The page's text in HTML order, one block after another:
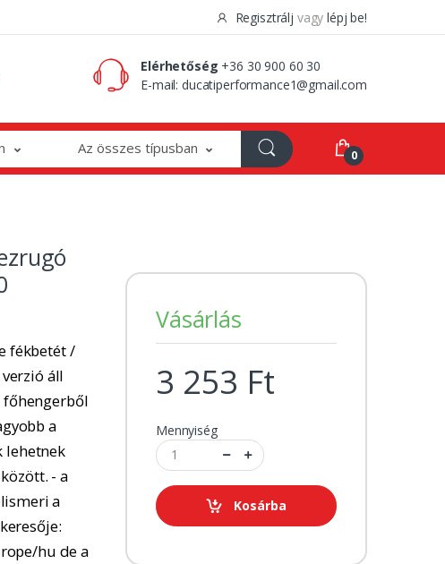
Regisztrálj vagy lépj be!
Elérhetőség +36 30 900 60 30
E-mail:ducatiperformance1@gmail.com
Az összes típusban 0
fékbetét /
áll
főhengerből
a
lehetnek
- a
a
hu de a
Vásárlás
3 253 Ft
Mennyiség
Kosárba